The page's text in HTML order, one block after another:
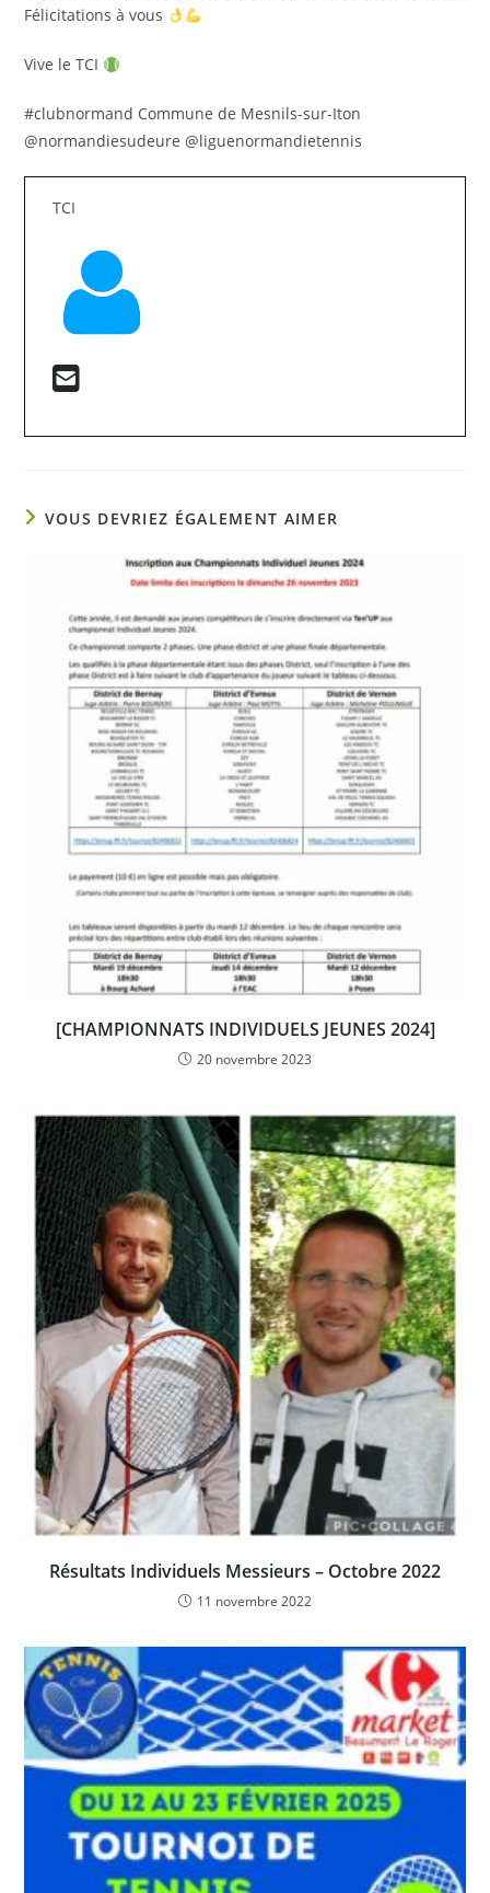
Félicitations à vous
Vive le TCI
#clubnormand Commune de Mesnils-sur-Iton
@normandiesudeure @liguenormandietennis
TCI
VOUS DEVRIEZ ÉGALEMENT AIMER
[CHAMPIONNATS INDIVIDUELS JEUNES 2024]
20 novembre 2023
Résultats Individuels Messieurs – Octobre 2022
11 novembre 2022